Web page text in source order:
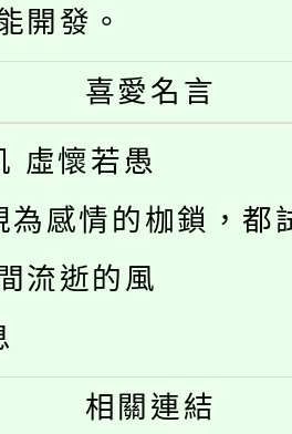
開發。
喜愛名言
虛懷若愚
為感情的枷鎖，都
流逝的風
相關連結